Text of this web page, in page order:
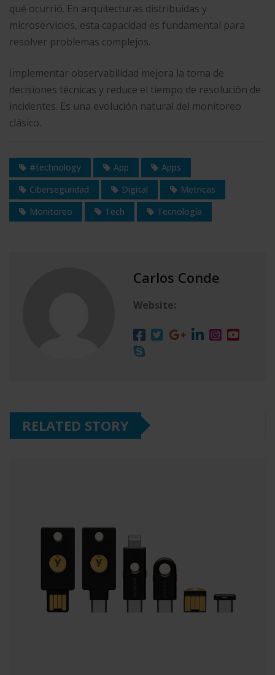
qué ocurrió. En arquitecturas distribuidas y
microservicios, esta capacidad es fundamental para
resolver problemas complejos.
Implementar observabilidad mejora la toma de
decisiones técnicas y reduce el tiempo de resolución de
incidentes. Es una evolución natural del monitoreo
clásico.
#technology App
Apps
Ciberseguridad
Digital
Metricas
Monitoreo
Tech Tecnología
Carlos Conde
Website:
RELATED STORY